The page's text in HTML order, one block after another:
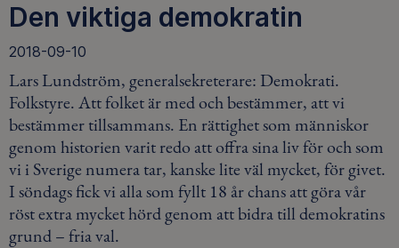
Den viktiga demokratin
2018-09-10
Lars Lundström, generalsekreterare: Demokrati.
Folkstyre. Att folket är med och bestämmer, att vi
bestämmer tillsammans. En rättighet som människor
genom historien varit redo att offra sina liv för och som
vi i Sverige numera tar, kanske lite väl mycket, för givet.
I söndags fick vi alla som fyllt 18 år chans att göra vår
röst extra mycket hörd genom att bidra till demokratins
grund – fria val.